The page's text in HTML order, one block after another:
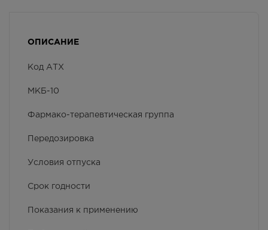
ОПИСАНИЕ
Код АТХ
МКБ-10
Фармако-терапевтическая группа
Передозировка
Условия отпуска
Срок годности
Показания к применению